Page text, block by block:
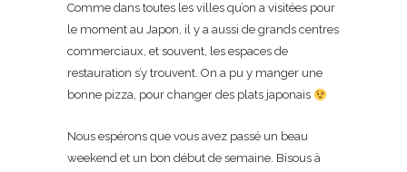
Comme dans toutes les villes qu’on a visitées pour
le moment au Japon, il y a aussi de grands centres
commerciaux, et souvent, les espaces de
restauration s’y trouvent. On a pu y manger une
bonne pizza, pour changer des plats japonais
Nous espérons que vous avez passé un beau
weekend et un bon début de semaine. Bisous à